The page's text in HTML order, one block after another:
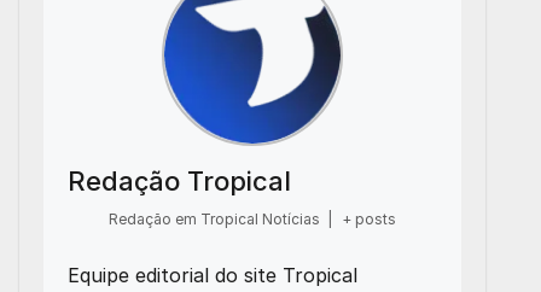
Redação Tropical
Redação em Tropical Notícias + posts
Equipe editorial do site Tropical